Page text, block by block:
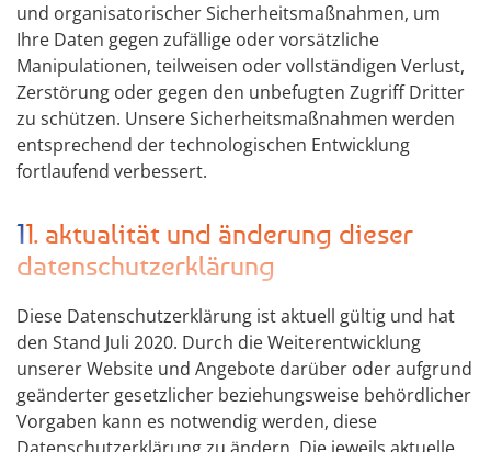
und organisatorischer Sicherheitsmaßnahmen, um
Ihre Daten gegen zufällige oder vorsätzliche
Manipulationen, teilweisen oder vollständigen Verlust,
Zerstörung oder gegen den unbefugten Zugriff Dritter
zu schützen. Unsere Sicherheitsmaßnahmen werden
entsprechend der technologischen Entwicklung
fortlaufend verbessert.
11. aktualität und änderung dieser
datenschutzerklärung
Diese Datenschutzerklärung ist aktuell gültig und hat
den Stand Juli 2020. Durch die Weiterentwicklung
unserer Website und Angebote darüber oder aufgrund
geänderter gesetzlicher beziehungsweise behördlicher
Vorgaben kann es notwendig werden, diese